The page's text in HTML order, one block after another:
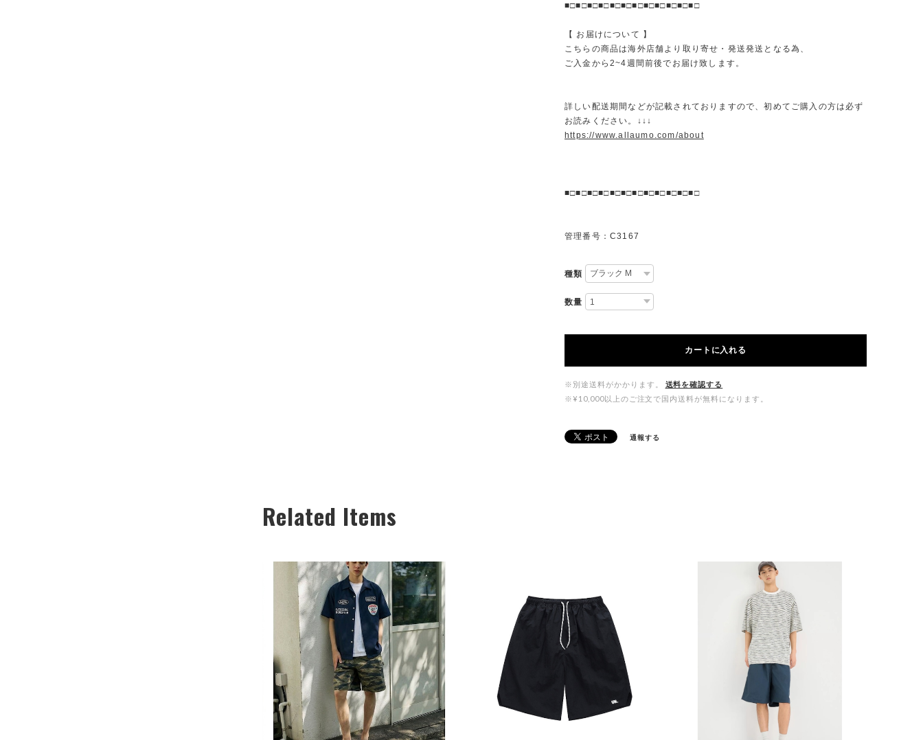
■□■□■□■□■□■□■□■□■□■□■□■□
【 お届けについて 】
こちらの商品は海外店舗より取り寄せ・発送発送となる為、
ご入金から2~4週間前後でお届け致します。
詳しい配送期間などが記載されておりますので、初めてご購入の方は必ず
お読みください。↓↓↓
https://www.allaumo.com/about
■□■□■□■□■□■□■□■□■□■□■□■□
管理番号：C3167
種類
数量
カートに入れる
※別途送料がかかります。
送料を確認する
※¥10,000以上のご注文で国内送料が無料になります。
通報する
Related Items